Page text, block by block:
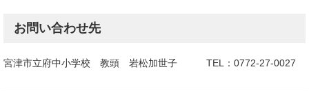
お問い合わせ先
宮津市立府中小学校 教頭 岩松加世子 TEL：0772-27-0027